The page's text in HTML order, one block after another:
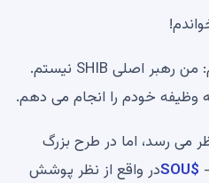
اول، اجازه دهید واضح بگوییم: من رهبر اصلی SHIB نیستم.
خودم را انجام می دهم.
می رسد، اما در طرح بزرگ
$SOU
در واقع از نظر پوشش